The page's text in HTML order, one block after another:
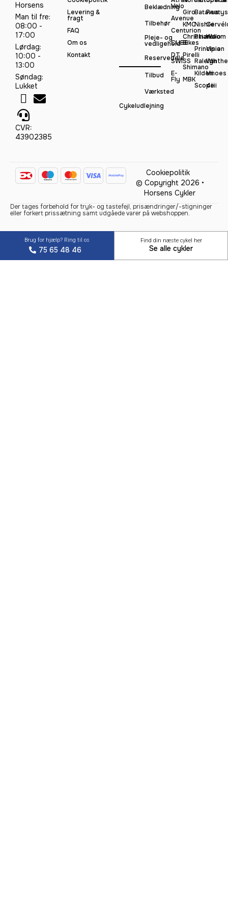
Horsens
Man til fre:
08:00 -
17:00
Lørdag:
10:00 -
13:00
Søndag:
Lukket
CVR:
43902385
Levering &
fragt
FAQ
Om os
Kontakt
Beklædning
Tilbehør
Pleje- og
vedligehold
Reservedele
Tilbud
Værksted
Cykeludlejning
Velo
Avenue
Centurion
CUBE
DT
SWISS
E-
Fly
Giro
KMC
Christiania
Bikes
Pirelli
Shimano
MBK
Batavus
Nishiki
Pinarello
Principia
Raleigh
Kildemoes
Scope
Peatys
Woom
Vision
Vii
4iiii
Cookiepolitik
© Copyright 2026 •
Horsens Cykler
Der tages forbehold for tryk- og tastefejl, prisændringer/-stigninger
eller forkert prissætning samt udgåede varer på webshoppen.
Brug for hjælp? Ring til os
75 65 48 46
Find din næste cykel her
Se alle cykler